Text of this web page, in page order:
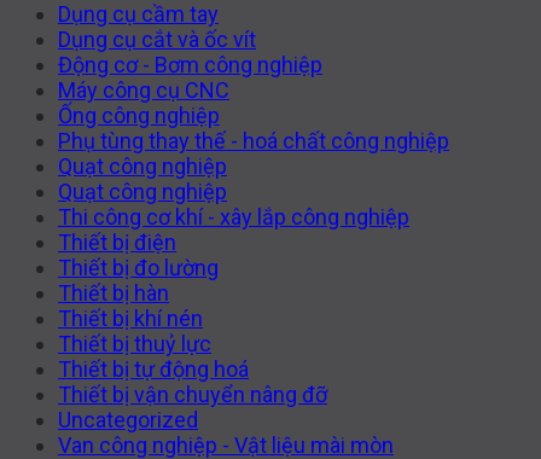
Dụng cụ cầm tay
Dụng cụ cắt và ốc vít
Động cơ - Bơm công nghiệp
Máy công cụ CNC
Ống công nghiệp
Phụ tùng thay thế - hoá chất công nghiệp
Quạt công nghiệp
Quạt công nghiệp
Thi công cơ khí - xây lắp công nghiệp
Thiết bị điện
Thiết bị đo lường
Thiết bị hàn
Thiết bị khí nén
Thiết bị thuỷ lực
Thiết bị tự động hoá
Thiết bị vận chuyển nâng đỡ
Uncategorized
Van công nghiệp - Vật liệu mài mòn